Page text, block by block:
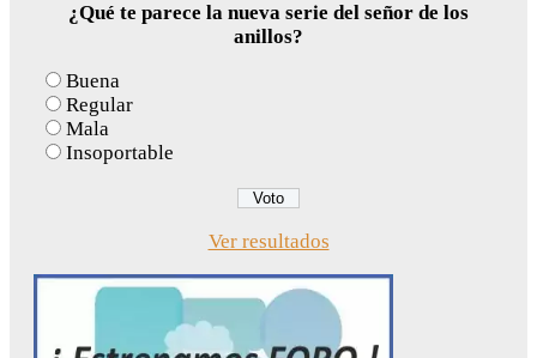
¿Qué te parece la nueva serie del señor de los
anillos?
Buena
Regular
Mala
Insoportable
Ver resultados